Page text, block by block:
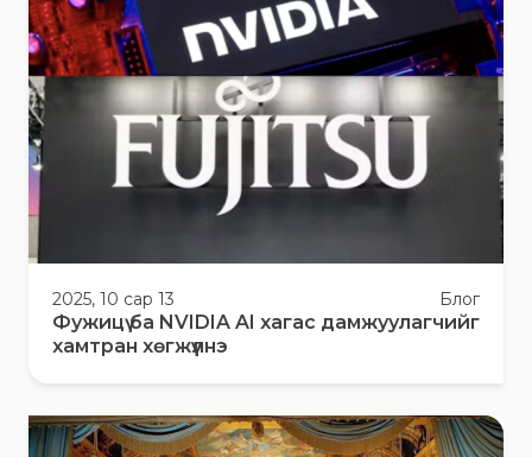
2025, 10 сар 13 Блог
Фужицү ба NVIDIA AI хагас дамжуулагчийг
хамтран хөгжүүлнэ